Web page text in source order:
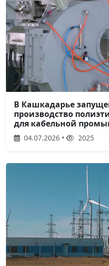
В Кашкадарье
производство
для кабельной
04.07.2026 • 2025